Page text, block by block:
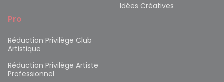
Idées Créatives
Pro
Réduction Privilège Club
Artistique
Réduction Privilège Artiste
Professionnel